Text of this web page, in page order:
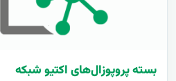
بسته پروپوزال‌های اکتیو شبکه